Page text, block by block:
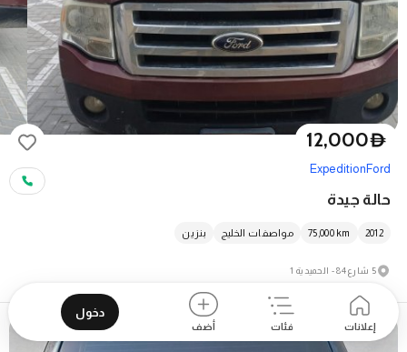
إعلانات فئات أضف
دخول
D
12,000
Ford
Expedition
حالة جيدة
2012
75,000 km مواصفات الخليج بنزين
5 شارع 84 - الحميدية 1